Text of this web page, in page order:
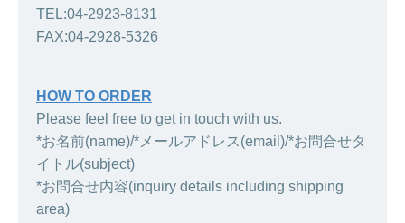
TEL:04-2923-8131
FAX:04-2928-5326
HOW TO ORDER
Please feel free to get in touch with us.
*お名前(name)/*メールアドレス(email)/*お問合せタ
イトル(subject)
*お問合せ内容(inquiry details including shipping
area)